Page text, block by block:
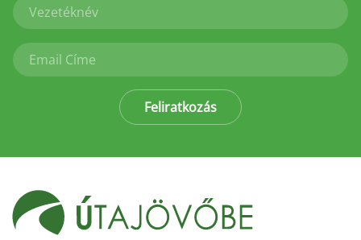
Feliratkozás